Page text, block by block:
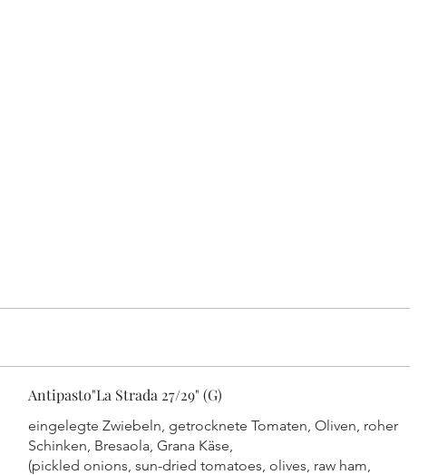
Antipasto"La Strada 27/29" (G)
eingelegte Zwiebeln, getrocknete Tomaten, Oliven, roher
Schinken, Bresaola, Grana Käse,
(pickled onions, sun-dried tomatoes, olives, raw ham,